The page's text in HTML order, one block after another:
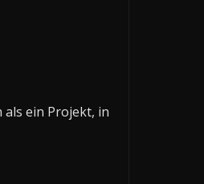
als ein Projekt, in